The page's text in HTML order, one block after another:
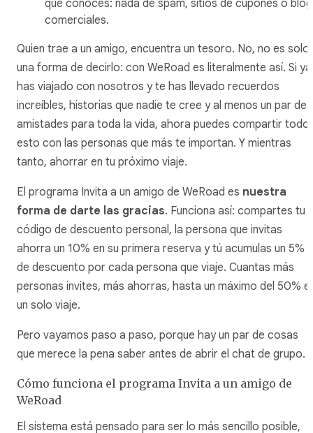
que conoces: nada de spam, sitios de cupones o
comerciales.
Quien trae a un amigo, encuentra un tesoro. No, no es solo
una forma de decirlo: con WeRoad es literalmente así. Si ya
has viajado con nosotros y te has llevado recuerdos
increíbles, historias que nadie te cree y al menos un par de
amistades para toda la vida, ahora puedes compartir todo
esto con las personas que más te importan. Y mientras
tanto, ahorrar en tu próximo viaje.
El programa Invita a un amigo de WeRoad es nuestra
forma de darte las gracias. Funciona así: compartes tu
código de descuento personal, la persona que invitas
ahorra un 10% en su primera reserva y tú acumulas un 5%
de descuento por cada persona que viaje. Cuantas más
personas invites, más ahorras, hasta un máximo del 50%
un solo viaje.
Pero vayamos paso a paso, porque hay un par de cosas
que merece la pena saber antes de abrir el chat de grupo.
Cómo funciona el programa Invita a un amigo de
WeRoad
El sistema está pensado para ser lo más sencillo posible,